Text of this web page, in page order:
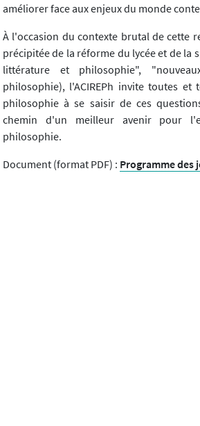
améliorer face aux enjeux du monde
À l'occasion du contexte brutal de cette
précipitée de la réforme du lycée et de la
littérature et philosophie",
philosophie), l'ACIREPh invite toutes et
philosophie à se saisir de ces
chemin d'un meilleur avenir pour
philosophie.
Document (format PDF) : Programme des